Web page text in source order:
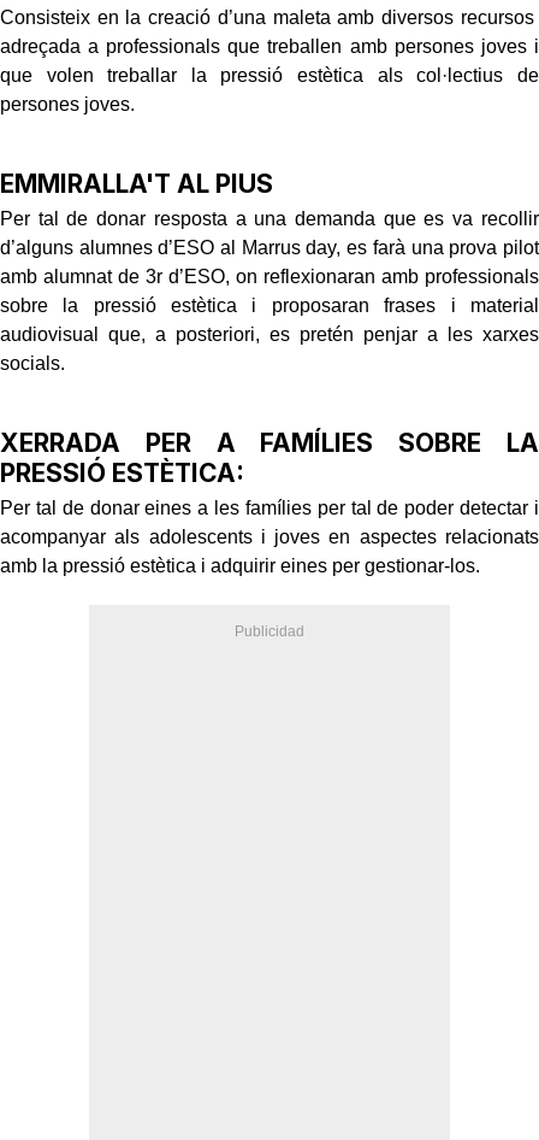
Consisteix en la creació d’una maleta amb diversos recursos
adreçada a professionals que treballen amb persones joves i
que volen treballar la pressió estètica als col·lectius de
persones joves.
EMMIRALLA'T AL PIUS
Per tal de donar resposta a una demanda que es va recollir
d’alguns alumnes d’ESO al Marrus day, es farà una prova pilot
amb alumnat de 3r d’ESO, on reflexionaran amb professionals
sobre la pressió estètica i proposaran frases i material
audiovisual que, a posteriori, es pretén penjar a les xarxes
socials.
XERRADA PER A FAMÍLIES SOBRE LA
PRESSIÓ ESTÈTICA:
Per tal de donar eines a les famílies per tal de poder detectar i
acompanyar als adolescents i joves en aspectes relacionats
amb la pressió estètica i adquirir eines per gestionar-los.